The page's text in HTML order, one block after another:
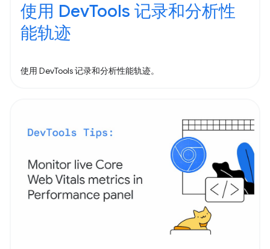
使用 DevTools 记录和分析性
能轨迹
使用 DevTools 记录和分析性能轨迹。